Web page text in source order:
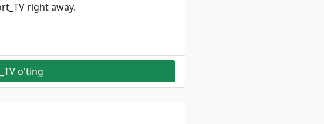
right away.
o'ting